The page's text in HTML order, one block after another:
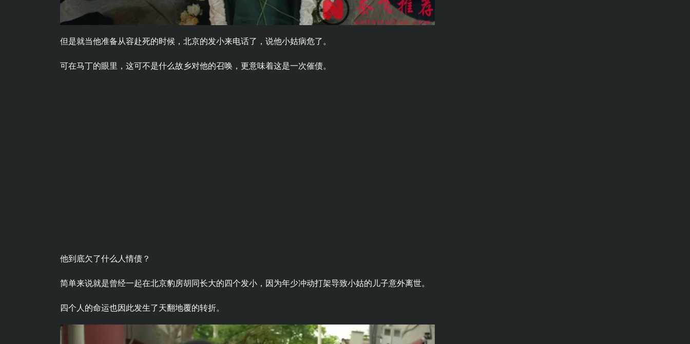
但是就当他准备从容赴死的时候，北京的发小来电话了，说他小姑病危了。
可在马丁的眼里，这可不是什么故乡对他的召唤，更意味着这是一次催债。
他到底欠了什么人情债？
简单来说就是曾经一起在北京豹房胡同长大的四个发小，因为年少冲动打架导致小姑的儿子意外离世。
四个人的命运也因此发生了天翻地覆的转折。